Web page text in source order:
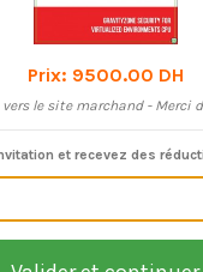
Prix: 9500.00 DH
le site marchand - Merci
et recevez des